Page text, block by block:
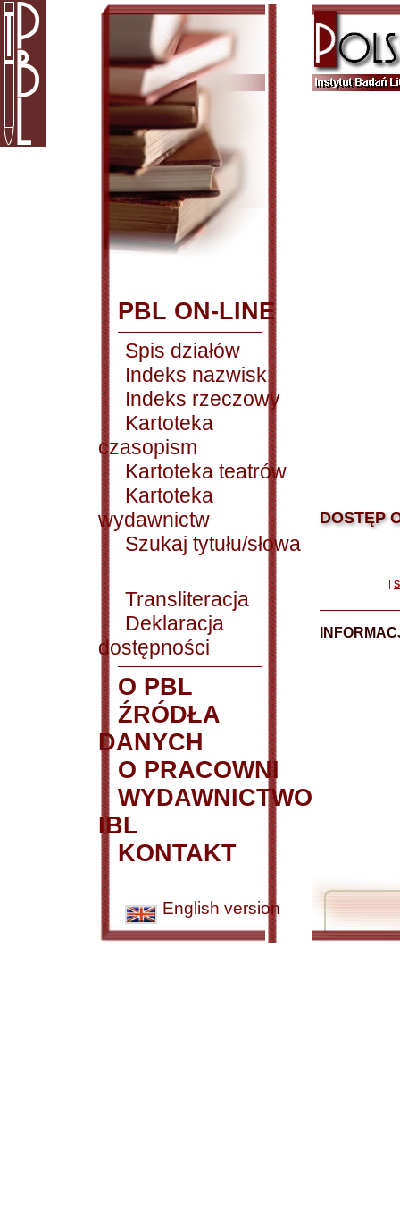
PBL ON-LINE
Spis działów
Indeks nazwisk
Indeks rzeczowy
Kartoteka
czasopism
Kartoteka teatrów
Kartoteka
wydawnictw
Szukaj tytułu/słowa
Transliteracja
Deklaracja
dostępności
O PBL
ŹRÓDŁA
DANYCH
O PRACOWNI
WYDAWNICTWO
IBL
KONTAKT
English version
DOSTĘP
|